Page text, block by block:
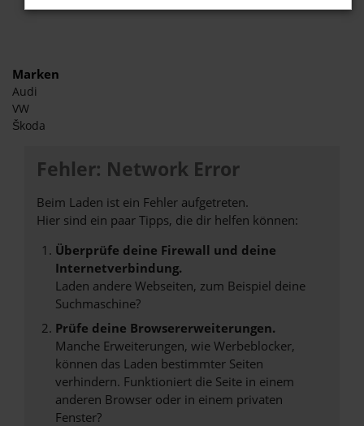
Marken
Audi
VW
Škoda
Fehler: Network Error
Beim Laden ist ein Fehler aufgetreten.
Hier sind ein paar Tipps, die dir helfen können:
Überprüfe deine Firewall und deine
Internetverbindung.
Laden andere Webseiten, zum Beispiel deine
Suchmaschine?
Prüfe deine Browsererweiterungen.
Manche Erweiterungen, wie Werbeblocker,
können das Laden bestimmter Seiten
verhindern. Funktioniert die Seite in einem
anderen Browser oder in einem privaten
Fenster?